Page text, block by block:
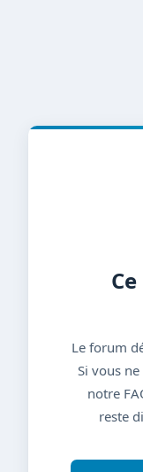
Le forum
Si vous
notre
reste